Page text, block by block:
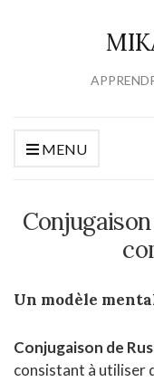
MENU
Un modèle
Conjugaison de
consistant à utiliser